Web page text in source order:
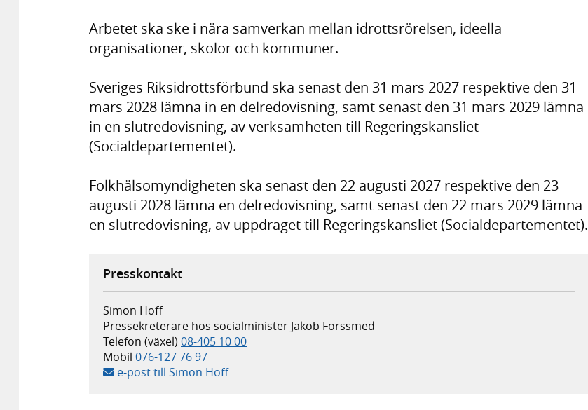
Arbetet ska ske i nära samverkan mellan idrottsrörelsen, ideella
organisationer, skolor och kommuner.
Sveriges Riksidrottsförbund ska senast den 31 mars 2027 respektive den 31
mars 2028 lämna in en delredovisning, samt senast den 31 mars 2029 lämna
in en slutredovisning, av verksamheten till Regeringskansliet
(Socialdepartementet).
Folkhälsomyndigheten ska senast den 22 augusti 2027 respektive den 23
augusti 2028 lämna en delredovisning, samt senast den 22 mars 2029 lämna
en slutredovisning, av uppdraget till Regeringskansliet (Socialdepartementet).
Presskontakt
Simon Hoff
Pressekreterare hos socialminister Jakob Forssmed
Telefon (växel) 08-405 10 00
Mobil 076-127 76 97
e-post till Simon Hoff